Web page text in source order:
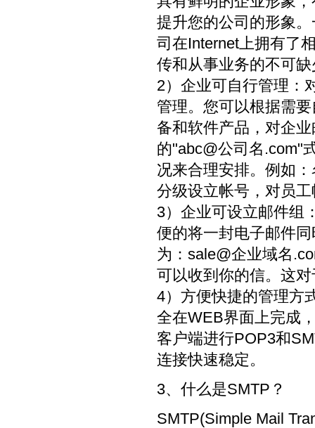
提升您的公司的形象
司在Internet上拥有了
传和从事业务的不可
2）企业可自行管理：
管理。您可以根据需
备和软件产品，对企
的"abc@公司名.com"
况来合理安排。例如
分级设立帐号，对员
3）企业可设立邮件组
便的将一封电子邮件
为：sale@企业域名
可以收到你的信。这
4）方便快捷的管理方
全在WEB界面上完成
客户端进行POP3和
连接快速稳定。
3、什么是SMTP？
SMTP(Simple Mail